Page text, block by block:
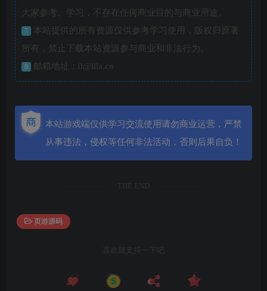
大家参考、学习，不存在任何商业目的与商业用途。
7
本站提供的所有资源仅供参考学习使用，版权归原著
所有，禁止下载本站资源参与商业和非法行为。
8 邮箱地址：0@llla.cn
本站游戏端仅供学习交流使用请勿商业运营，严禁
从事违法，侵权等任何非法活动，否则后果自负！
THE END
页游源码
喜欢就支持一下吧